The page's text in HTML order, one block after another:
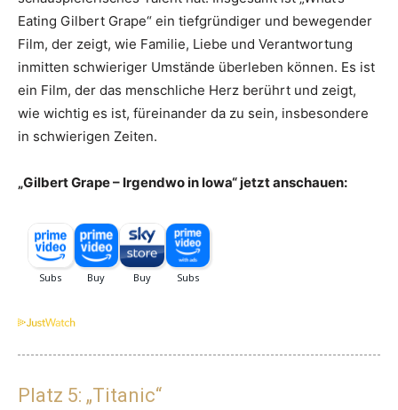
Eating Gilbert Grape“ ein tiefgründiger und bewegender
Film, der zeigt, wie Familie, Liebe und Verantwortung
inmitten schwieriger Umstände überleben können. Es ist
ein Film, der das menschliche Herz berührt und zeigt,
wie wichtig es ist, füreinander da zu sein, insbesondere
in schwierigen Zeiten.
„Gilbert Grape – Irgendwo in Iowa“ jetzt anschauen:
Platz 5: „Titanic“